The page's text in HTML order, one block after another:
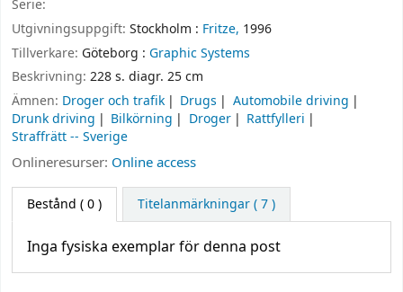
Serie:
Utgivningsuppgift: Stockholm : Fritze, 1996
Tillverkare: Göteborg : Graphic Systems
Beskrivning: 228 s. diagr. 25 cm
Ämnen: Droger och trafik Drugs
Automobile driving
Drunk driving
Bilkörning Droger
Rattfylleri
Straffrätt -- Sverige
Onlineresurser: Online access
Bestånd ( 0 ) Titelanmärkningar ( 7 )
Inga fysiska exemplar för denna post